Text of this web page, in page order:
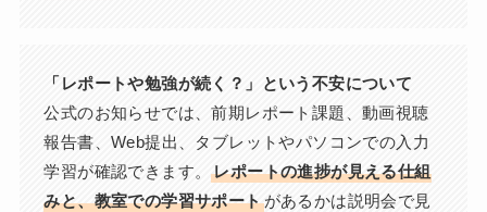
「レポートや勉強が続く？」という不安について
公式のお知らせでは、前期レポート課題、動画視聴
報告書、Web提出、タブレットやパソコンでの入力
学習が確認できます。レポートの進捗が見える仕組
みと、教室での学習サポートがあるかは説明会で見